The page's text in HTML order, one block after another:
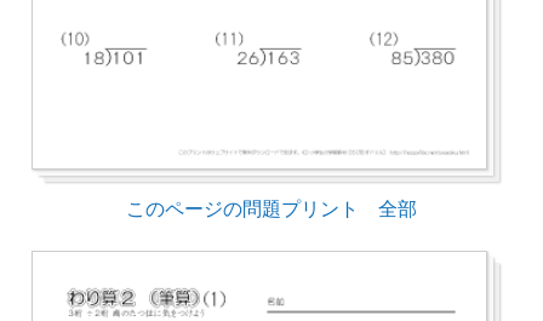
このページの問題プリント 全部